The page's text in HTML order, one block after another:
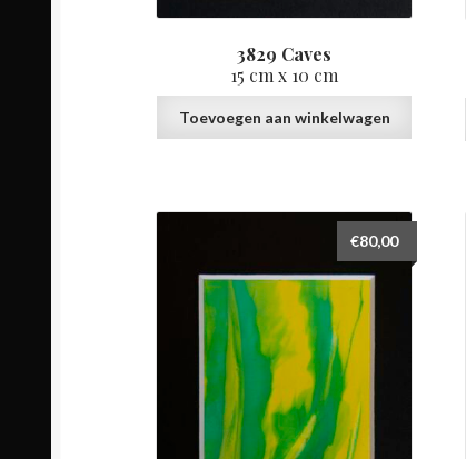
3829 Caves
15 cm x 10 cm
Toevoegen aan winkelwagen
€80,00